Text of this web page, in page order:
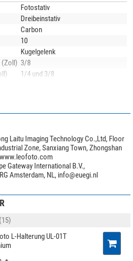
von
von 30 Millimeter erreicht, der mit
gefertigt wurde. So kann der Kugelkopf
und sicher klemmen. Der Kugelkopf
beträgt 47 Millimeter, seine Höhe 78
10-lagigen Carbon-
Fotostativ
Dreibeinstativ
Carbon
10
Kugelgelenk
(Zoll) 3/8
1/4 und 3/8
3
Drehverschluss
Gummifuß/Spike-Kombination
Foto
nein
Laitu Imaging Technology Co.,Ltd, Floor
Zone, Sanxiang Town, Zhongshan
www.leofoto.com
Gateway International B.V.,
Amsterdam, NL, info@euegi.nl
L-Halterung UL-01T